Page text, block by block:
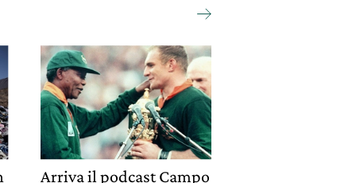
Arriva il podcast Campo